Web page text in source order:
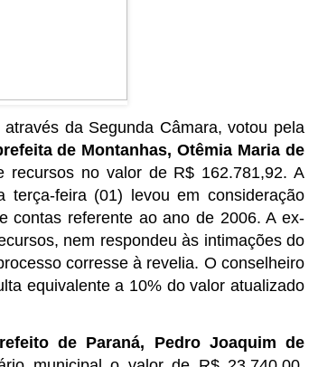
da Segunda Câmara, votou pela
de Montanhas, Otêmia Maria de
recursos no valor de R$ 162.781,92. A
terça-feira (01) levou em consideração
contas referente ao ano de 2006. A ex-
nem respondeu às intimações do
corresse à revelia. O conselheiro
equivalente a 10% do valor atualizado
de Paraná, Pedro Joaquim de